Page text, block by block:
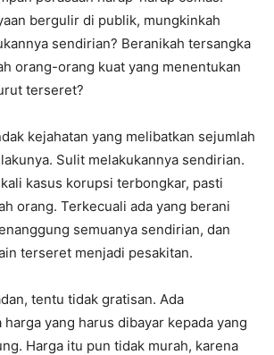
bergulir di publik, mungkinkah
sendirian? Beranikah tersangka
orang-orang kuat yang menentukan
terseret?
kejahatan yang melibatkan sejumlah
Sulit melakukannya sendirian.
kasus korupsi terbongkar, pasti
orang. Terkecuali ada yang berani
semuanya sendirian, dan
terseret menjadi pesakitan.
tentu tidak gratisan. Ada
yang harus dibayar kepada yang
Harga itu pun tidak murah, karena